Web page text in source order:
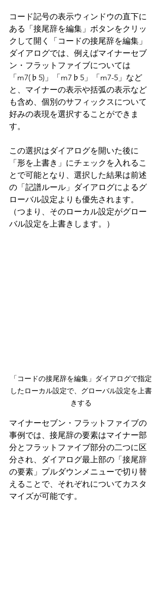
コード記号の表示ウィンドウの直下に
ある「接尾辞を編集」ボタンをクリッ
クして開く「コードの接尾辞を編集」
ダイアログでは、 例えばマイナーセブ
ン・フラットファイブについては
「m7( ♭ 5)」「m7 ♭ 5」「m7-5」など
と、マイナーの表示や括弧の表示など
も含め、個別のサフィックスについて
好みの表現を選択することができま
す。
この選択はダイアログを開いた後に
「形を上書き」にチェックを入れるこ
とで可能となり、選択した結果は前述
の「記譜ルール」ダイアログによるグ
ローバル設定よりも優先されます。
（つまり、そのローカル設定がグロー
バル設定を上書きします。）
「コードの接尾辞を編集」ダイアログで指定
したローカル設定で、グローバル設定を上書
きする
マイナーセブン・フラットファイブの
事例では、接尾辞の要素はマイナー部
分とフラットファイブ部分の二つに区
分され、ダイアログ最上部の「接尾辞
の要素」プルダウンメニューで切り替
えることで、それぞれについてカスタ
マイズが可能です。